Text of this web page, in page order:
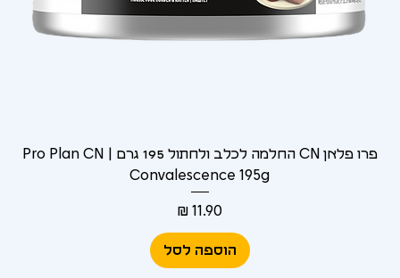
פרו פלאן CN החלמה לכלב ולחתול 195 גרם | Pro Plan CN
Convalescence 195g
מחיר‏11.90 ‏₪
הוספה לסל